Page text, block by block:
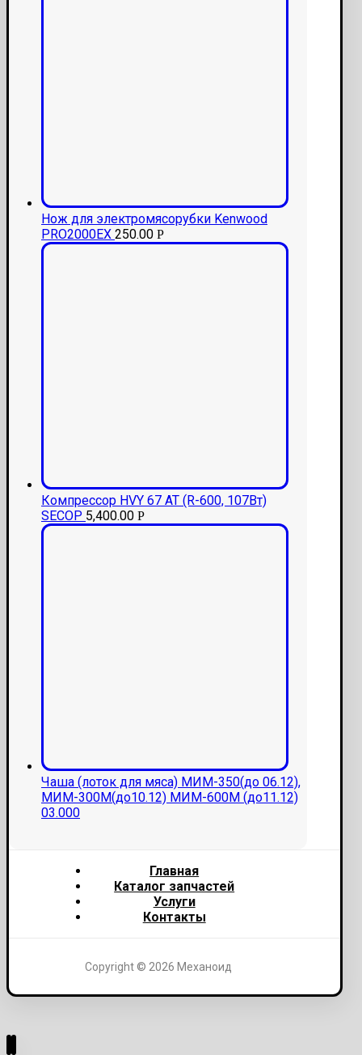
Нож для электромясорубки Kenwood
PRO2000EX 250.00 Р
Компрессор HVY 67 AT (R-600, 107Вт)
SECOP 5,400.00 Р
Чаша (лоток для мяса) МИМ-350(до 06.12),
МИМ-300М(до10.12) МИМ-600М (до11.12)
03.000
Главная
Каталог запчастей
Услуги
Контакты
Copyright © 2026 Механоид